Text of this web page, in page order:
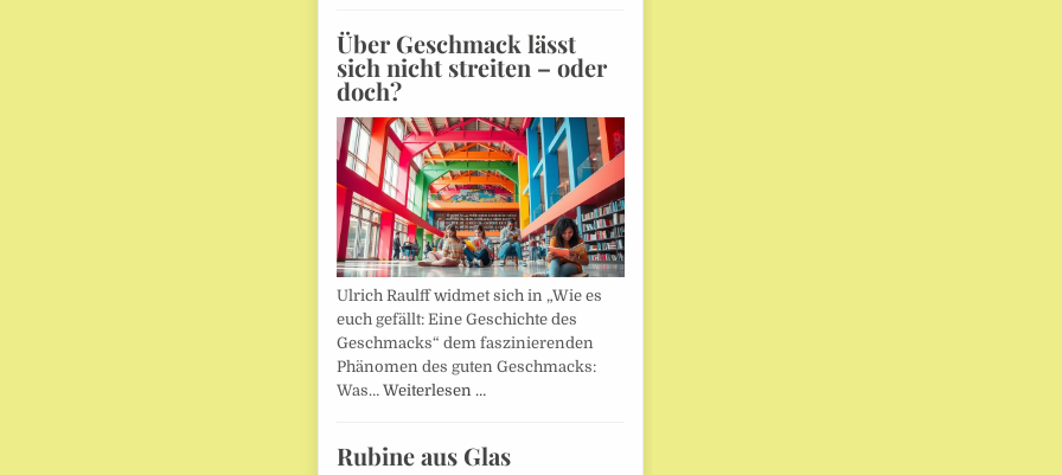
Über Geschmack lässt
sich nicht streiten – oder
doch?
Ulrich Raulff widmet sich in „Wie es
euch gefällt: Eine Geschichte des
Geschmacks“ dem faszinierenden
Phänomen des guten Geschmacks:
Was… Weiterlesen …
Rubine aus Glas